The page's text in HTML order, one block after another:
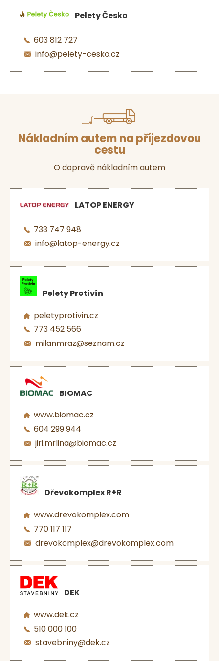
Pelety Česko
603 812 727
info@pelety-cesko.cz
Nákladním autem na příjezdovou
cestu
O dopravě nákladním autem
LATOP ENERGY
733 747 948
info@latop-energy.cz
Pelety Protivín
peletyprotivin.cz
773 452 566
milanmraz@seznam.cz
BIOMAC
www.biomac.cz
604 299 944
jiri.mrlina@biomac.cz
Dřevokomplex R+R
www.drevokomplex.com
770 117 117
drevokomplex@drevokomplex.com
DEK
www.dek.cz
510 000 100
stavebniny@dek.cz